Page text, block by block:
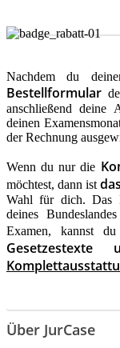
Nachdem du
Bestellformular
anschließend
deinen
der Rechnung
Wenn du nur die
möchtest, dann ist
Wahl für dich. Das
deines
Examen, kannst
Gesetzestexte
Über JurCase